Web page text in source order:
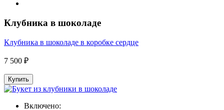
Клубника в шоколаде
Клубника в шоколаде в коробке сердце
7 500 ₽
Купить
Включено: